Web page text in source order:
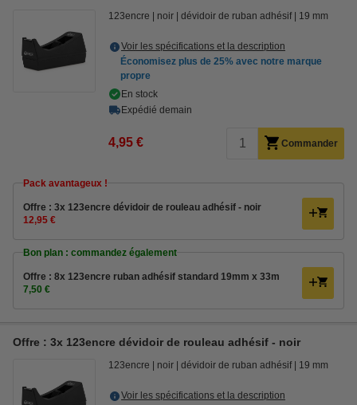
123encre noir dévidoir de ruban adhésif 19 mm
Voir les spécifications et la description
Économisez plus de 25% avec notre marque
propre
En stock
Expédié demain
4,95 € Commander
Pack avantageux !
Offre : 3x 123encre dévidoir de rouleau adhésif - noir
12,95 €
Bon plan : commandez également
Offre : 8x 123encre ruban adhésif standard 19mm x 33m
7,50 €
Offre : 3x 123encre dévidoir de rouleau adhésif - noir
123encre noir dévidoir de ruban adhésif 19 mm
Voir les spécifications et la description